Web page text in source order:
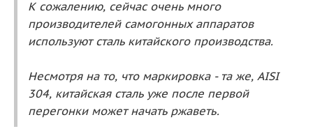
К сожалению, сейчас очень много
производителей самогонных аппаратов
используют сталь китайского производства.
Несмотря на то, что маркировка - та же, AISI
304, китайская сталь уже после первой
перегонки может начать ржаветь.